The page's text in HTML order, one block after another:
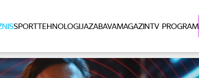
SPORTTEHNOLOGIJAZABAVAMAGAZINTV PROGRAM